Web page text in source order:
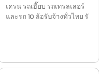
เครน รถเฮี๊ยบ รถเทรลเลอร์
และรถ 10 ล้อรับจ้างทั่วไทย รั